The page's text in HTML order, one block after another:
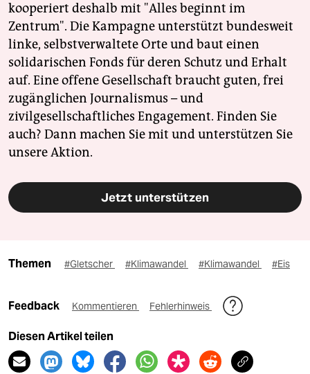
kooperiert deshalb mit "Alles beginnt im
Zentrum". Die Kampagne unterstützt bundesweit
linke, selbstverwaltete Orte und baut einen
solidarischen Fonds für deren Schutz und Erhalt
auf. Eine offene Gesellschaft braucht guten, frei
zugänglichen Journalismus – und
zivilgesellschaftliches Engagement. Finden Sie
auch? Dann machen Sie mit und unterstützen Sie
unsere Aktion.
Jetzt unterstützen
Themen #Gletscher #Klimawandel #Klimawandel #Eis
Feedback Kommentieren Fehlerhinweis
Diesen Artikel teilen